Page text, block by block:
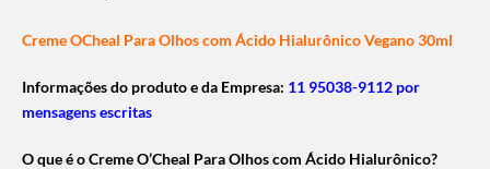
Creme OCheal Para Olhos com Ácido Hialurônico Vegano 30ml
Informações do produto e da Empresa: 11 95038-9112 por
mensagens escritas
O que é o Creme O’Cheal Para Olhos com Ácido Hialurônico?